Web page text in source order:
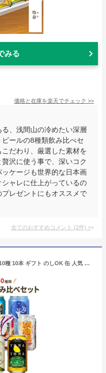
みる
価格と在庫を楽天でチェック >>
、浅間山の冷めたい深層
ールの8種類飲み比べセ
だわり、厳選した素材を
沢に使う事で、深いコク
ケージも世界的な日本画
ャレに仕上がっているの
レゼントにもオススメで
全てのおすすめコメント (2件) >
クラフトビール 飲み比べ セット 10種 10本 ギフト のしOK 缶 人気 ビール 黒 白 よなよな ヤッホー キリン送料無料